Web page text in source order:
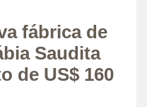
fábrica de
Saudita
de US$ 160